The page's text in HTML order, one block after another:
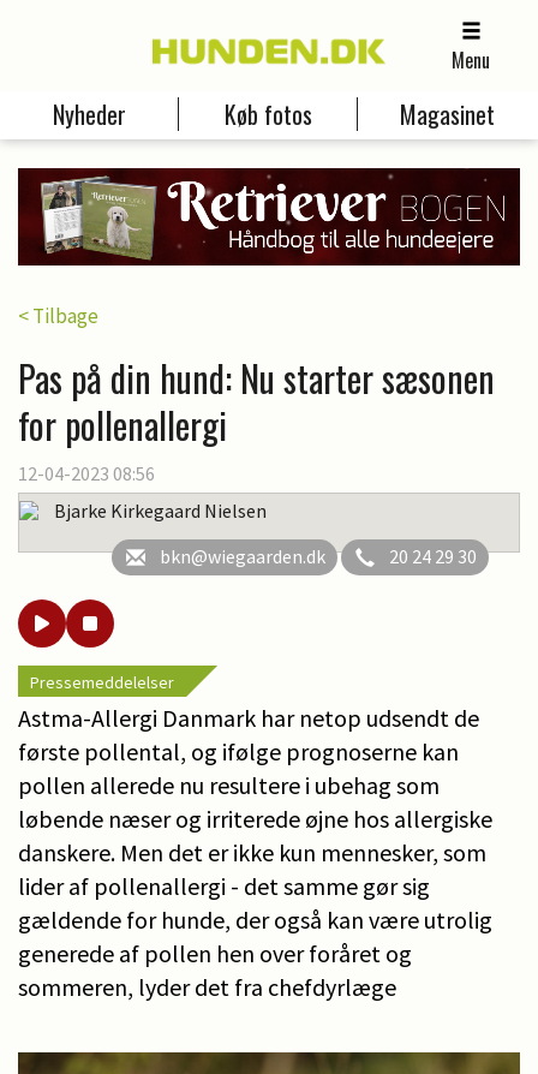
Menu
Nyheder Køb fotos Magasinet
< Tilbage
Pas på din hund: Nu starter sæsonen
for pollenallergi
12-04-2023 08:56
Bjarke Kirkegaard Nielsen
bkn@wiegaarden.dk
20 24 29 30
Pressemeddelelser
Astma-Allergi Danmark har netop udsendt de
første pollental, og ifølge prognoserne kan
pollen allerede nu resultere i ubehag som
løbende næser og irriterede øjne hos allergiske
danskere. Men det er ikke kun mennesker, som
lider af pollenallergi - det samme gør sig
gældende for hunde, der også kan være utrolig
generede af pollen hen over foråret og
sommeren, lyder det fra chefdyrlæge